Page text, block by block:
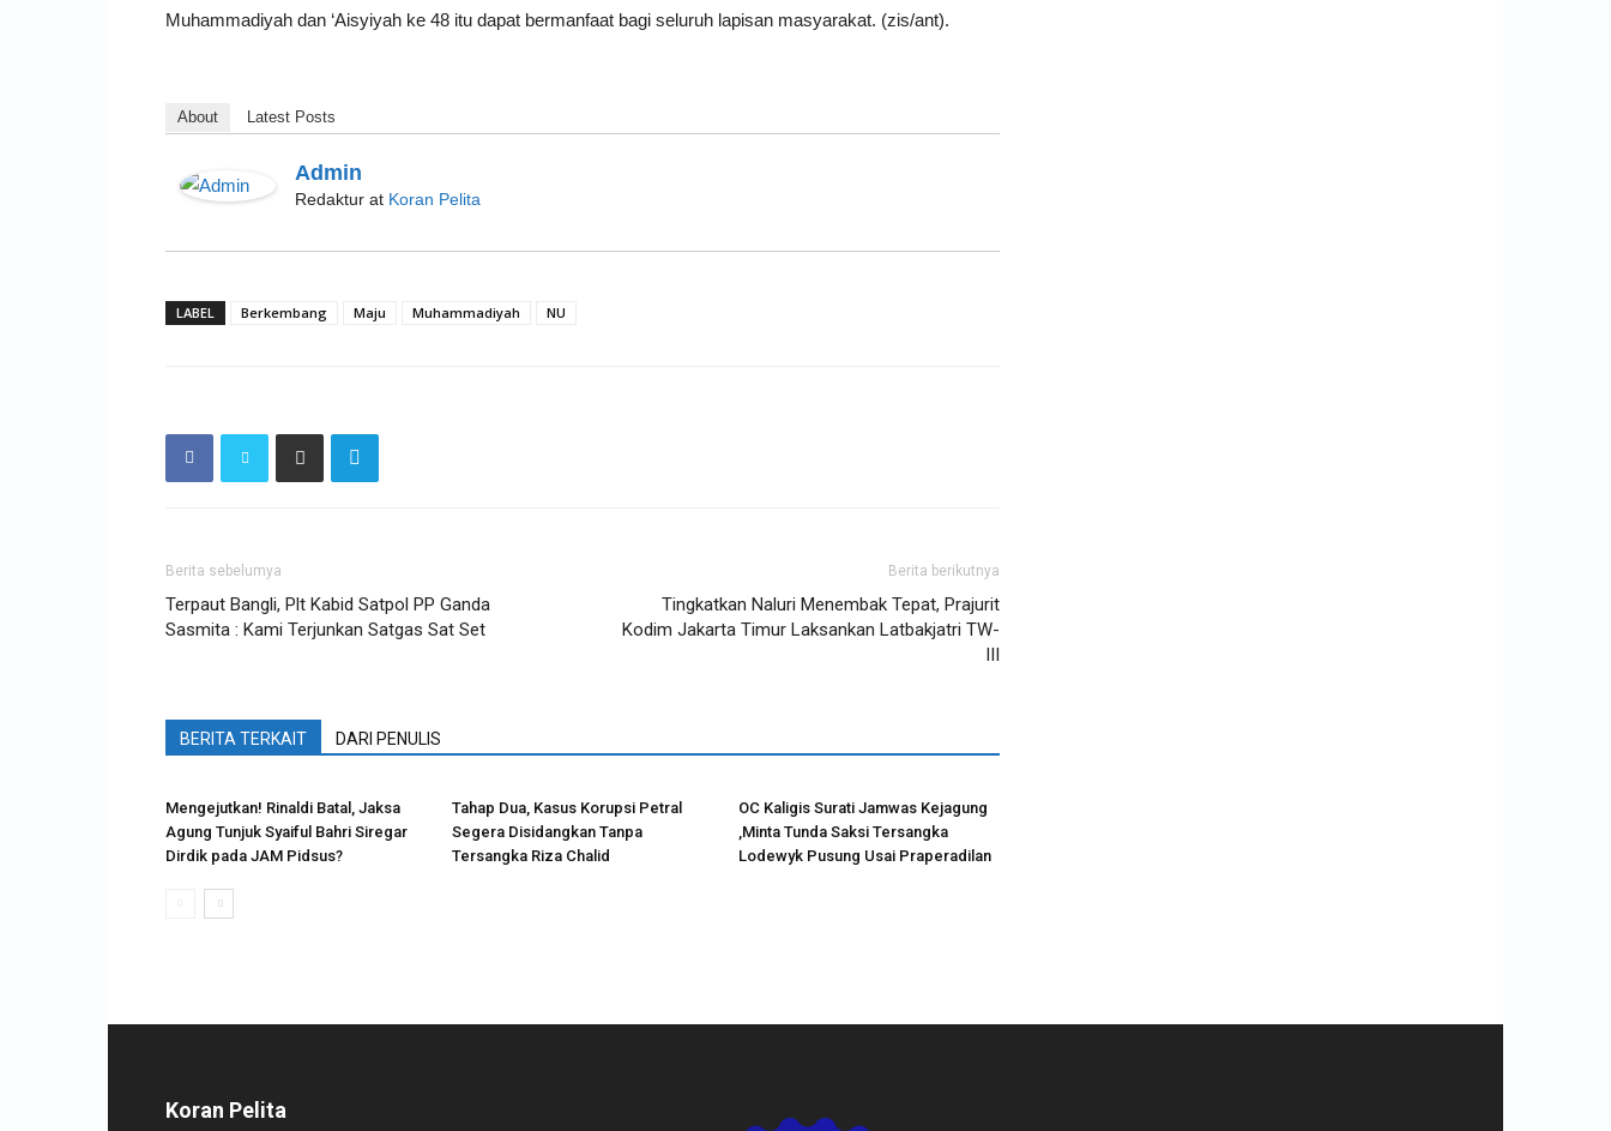
Muhammadiyah dan ‘Aisyiyah ke 48 itu dapat bermanfaat bagi seluruh lapisan masyarakat. (zis/ant).
About Latest Posts
Admin
Redaktur at Koran Pelita
LABEL Berkembang Maju Muhammadiyah NU
Berita sebelumya
Terpaut Bangli, Plt Kabid Satpol PP Ganda
Sasmita : Kami Terjunkan Satgas Sat Set
Berita berikutnya
Tingkatkan Naluri Menembak Tepat, Prajurit
Kodim Jakarta Timur Laksankan Latbakjatri TW-
III
BERITA TERKAIT DARI PENULIS
Mengejutkan! Rinaldi Batal, Jaksa
Agung Tunjuk Syaiful Bahri Siregar
Dirdik pada JAM Pidsus?
Tahap Dua, Kasus Korupsi Petral
Segera Disidangkan Tanpa
Tersangka Riza Chalid
OC Kaligis Surati Jamwas Kejagung
,Minta Tunda Saksi Tersangka
Lodewyk Pusung Usai Praperadilan
Koran Pelita